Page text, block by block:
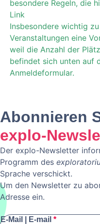
besondere Regeln, die
Link
Insbesondere wichtig
Veranstaltungen eine
weil die Anzahl der
befindet sich unten auf
Anmeldeformular.
Abonnieren
explo-
Der explo-Newsletter
Programm des
Sprache verschickt.
Um den Newsletter zu
Adresse ein.
E-Mail | E-mail *